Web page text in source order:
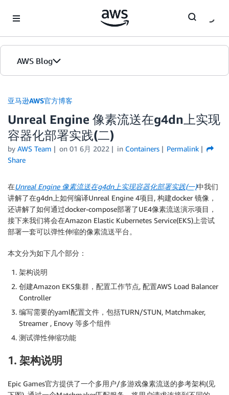
AWS Blog
首页
版本
亚马逊AWS官方博客
Unreal Engine 像素流送在g4dn上实现
容器化部署实践(二)
by AWS Team on 01 6月 2022 in Containers
Permalink
Share
在Unreal Engine 像素流送在g4dn上实现容器化部署实践(一)中我们
讲解了在g4dn上如何编译Unreal Engine 4项目, 构建docker 镜像，
还讲解了如何通过docker-compose部署了UE4像素流送演示项目，
接下来我们将会在Amazon Elastic Kubernetes Service(EKS)上尝试
部署一套可以弹性伸缩的像素流送平台。
本文分为如下几个部分：
架构说明
创建Amazon EKS集群，配置工作节点, 配置AWS Load Balancer
Controller
编写需要的yaml配置文件，包括TURN/STUN, Matchmaker,
Streamer , Enovy 等多个组件
测试弹性伸缩功能
1. 架构说明
Epic Games官方提供了一个多用户/多游戏像素流送的参考架构(见